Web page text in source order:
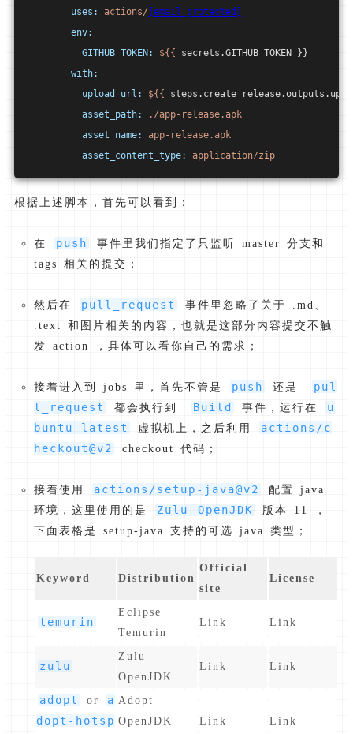
uses:
actions/ [email protected]
env:
GITHUB_TOKEN:
${{
secrets.GITHUB_TOKEN }}
with:
upload_url:
${{
asset_path:
./app-release.apk
asset_name:
app-release.apk
asset_content_type:
application/zip
根据上述脚本，首先可以看到：
在 push
事件里我们指定了只监听 master 分支和
tags 相关的提交；
然后在 pull_request
事件里忽略了关于 .md、
.text 和图片相关的内容，也就是这部分内容提交不触
发 action ，具体可以看你自己的需求；
接着进入到 jobs 里，首先不管是 push 还是
pul
l_request
都会执行到 Build 事件，运行在
u
buntu-latest
虚拟机上，之后利用
actions/c
heckout@v2
checkout 代码；
接着使用 actions/setup-java@v2
配置 java
环境，这里使用的是
Zulu OpenJDK
版本 11 ，
下面表格是 setup-java 支持的可选 java 类型；
Keyword Distribution
Official
site
License
temurin
Eclipse
Temurin
Link Link
zulu
Zulu
OpenJDK
Link Link
adopt or
a
dopt-hotsp
Adopt
OpenJDK
Link Link